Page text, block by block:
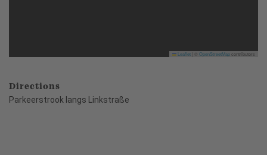
Leaflet OpenStreetMapcontributors
Directions
Parkeerstrook langs Linkstraße